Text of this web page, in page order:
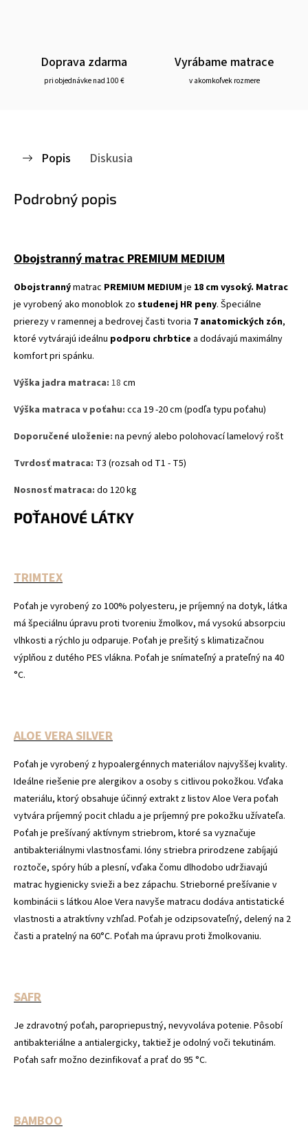
Doprava zdarma
pri objednávke nad 100 €
Vyrábame matrace
v akomkoľvek rozmere
Popis Diskusia
Podrobný popis
Obojstranný matrac PREMIUM MEDIUM
Obojstrannýmatrac PREMIUM MEDIUM je 18 cm vysoký. Matrac
je vyrobený ako monoblok zo studenej HR peny. Špeciálne
prierezy v ramennej a bedrovej časti tvoria 7 anatomických zón,
ktoré vytvárajú ideálnu podporu chrbtice a dodávajú maximálny
komfort pri spánku.
Výška jadra matraca: 18 cm
Výška matraca v poťahu: cca 19 -20cm (podľa typu poťahu)
Doporučené uloženie: na pevný alebo polohovací lamelový rošt
Tvrdosť matraca: T3 (rozsah od T1 - T5)
Nosnosť matraca: do 120 kg
POŤAHOVÉ LÁTKY
TRIMTEX
Poťah je vyrobený zo 100% polyesteru, je príjemný na dotyk, látka
má špeciálnu úpravu proti tvoreniu žmolkov, má vysokú absorpciu
vlhkosti a rýchlo ju odparuje. Poťah je prešitý s klimatizačnou
výplňou z dutého PES vlákna. Poťah je snímateľný a prateľný na 40
°C.
ALOE VERA SILVER
Poťah je vyrobený z hypoalergénnych materiálov najvyššej kvality.
Ideálne riešenie pre alergikov a osoby s citlivou pokožkou. Vďaka
materiálu, ktorý obsahuje účinný extrakt z listov Aloe Vera poťah
vytvára príjemný pocit chladu a je príjemný pre pokožku užívateľa.
Poťah je prešívaný aktívnym striebrom, ktoré sa vyznačuje
antibakteriálnymi vlastnosťami. Ióny striebra prirodzene zabíjajú
roztoče, spóry húb a plesní, vďaka čomu dlhodobo udržiavajú
matrac hygienicky svieži a bez zápachu. Strieborné prešívanie v
kombinácii s látkou Aloe Vera navyše matracu dodáva antistatické
vlastnosti a atraktívny vzhľad. Poťah je odzipsovateľný, delený na 2
časti a pratelný na 60°C. Poťah ma úpravu proti žmolkovaniu.
SAFR
Je zdravotný poťah, paropriepustný, nevyvoláva potenie. Pôsobí
antibakteriálne a antialergicky, taktiež je odolný voči tekutinám.
Poťah safr možno dezinfikovať a prať do 95 °C.
BAMBOO